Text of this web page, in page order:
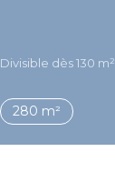
Divisible dès 130 m²
280 m²